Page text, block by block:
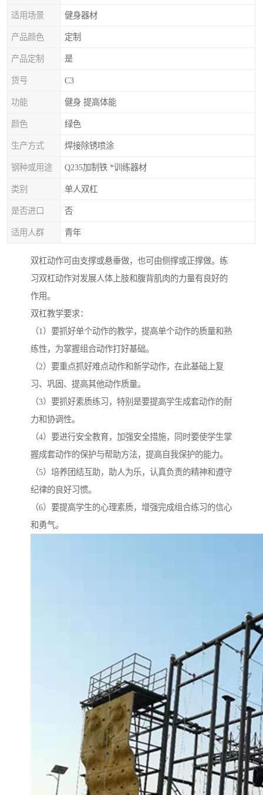
适用场景 健身器材
产品颜色 定制
产品定制 是
货号 C3
功能 健身 提高体能
颜色 绿色
生产方式 焊接除锈喷涂
钢种或用途 Q235加制铁 *训练器材
类别 单人双杠
是否进口 否
适用人群 青年
双杠动作可由支撑或悬垂做，也可由侧撑或正撑做。练
习双杠动作对发展人体上肢和腹背肌肉的力量有良好的
作用。
双杠教学要求：
（1）要抓好单个动作的教学，提高单个动作的质量和熟
练性，为掌握组合动作打好基础。
（2）要重点抓好难点动作和新学动作，在此基础上复
习、巩固、提高其他动作质量。
（3）要抓好素质练习，特别是要提高学生成套动作的耐
力和协调性。
（4）要进行安全教育，加强安全措施，同时要使学生掌
握成套动作的保护与帮助方法，提高自我保护的能力。
（5）培养团结互助，助人为乐，认真负责的精神和遵守
纪律的良好习惯。
（6）要提高学生的心理素质，增强完成组合练习的信心
和勇气。